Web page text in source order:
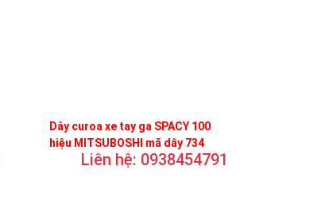
Dây curoa xe tay ga SPACY 100
hiệu MITSUBOSHI mã dây 734
Liên hệ: 0938454791